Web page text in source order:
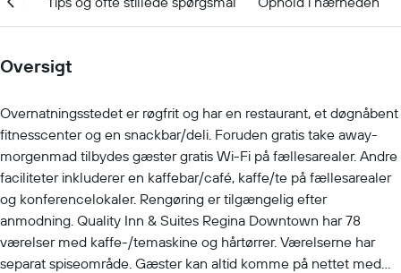
Oversigt
Overnatningsstedet er røgfrit og har en restaurant, et døgnåbent
fitnesscenter og en snackbar/deli. Foruden gratis take away-
morgenmad tilbydes gæster gratis Wi-Fi på fællesarealer. Andre
faciliteter inkluderer en kaffebar/café, kaffe/te på fællesarealer
og konferencelokaler. Rengøring er tilgængelig efter
anmodning. Quality Inn & Suites Regina Downtown har 78
værelser med kaffe-/temaskine og hårtørrer. Værelserne har
separat spiseområde. Gæster kan altid komme på nettet med